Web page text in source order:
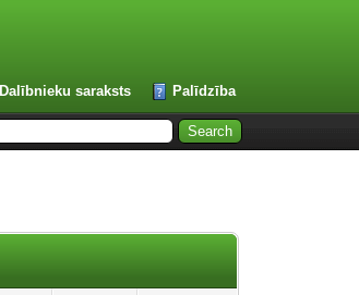
Dalībnieku saraksts Palīdzība